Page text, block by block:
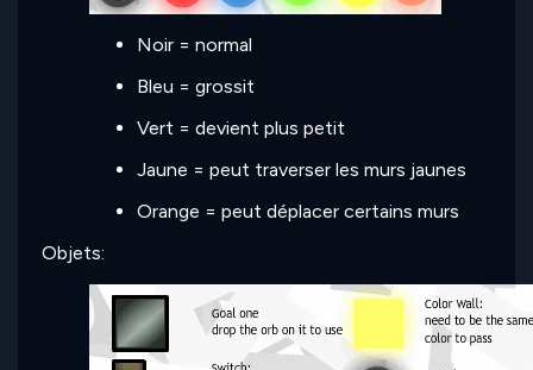
Noir = normal
Bleu = grossit
Vert = devient plus petit
Jaune = peut traverser les murs jaunes
Orange = peut déplacer certains murs
Objets: